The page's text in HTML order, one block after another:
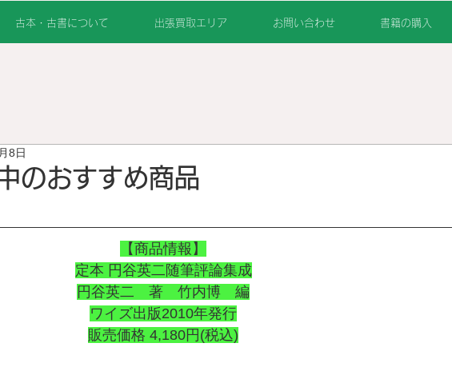
古本・古書について 出張買取エリア お問い合わせ 書籍の購入
のおすすめ商品
8日
【商品情報】
定本 円谷英二随筆評論集成
円谷英二　著　竹内博　編
ワイズ出版2010年発行
販売価格 4,180円(税込)